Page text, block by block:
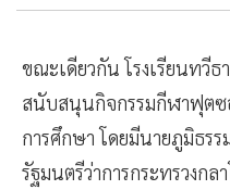
ขณะเดียวกัน โรงเรียนทวีธ
สนับสนุนกิจกรรมกีฬาฟุตซ
การศึกษา โดยมีนายภูมิธร
รัฐมนตรีว่าการกระทรวงกล